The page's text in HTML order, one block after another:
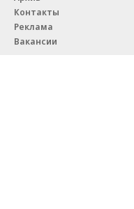
Контакты
Реклама
Вакансии